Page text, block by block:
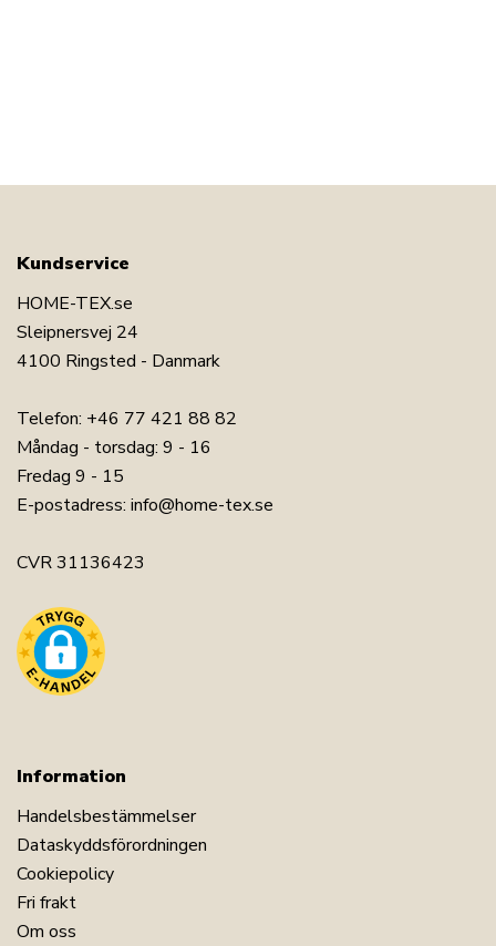
Kundservice
HOME-TEX.se
Sleipnersvej 24
4100 Ringsted - Danmark
Telefon: +46 77 421 88 82
Måndag - torsdag: 9 - 16
Fredag 9 - 15
E-postadress: info@home-tex.se
CVR 31136423
Information
Handelsbestämmelser
Dataskyddsförordningen
Cookiepolicy
Fri frakt
Om oss